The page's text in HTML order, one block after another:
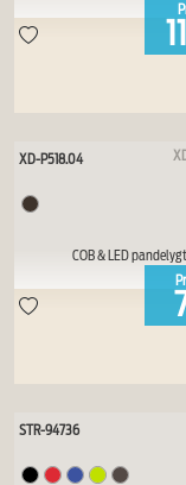
XD-P518.04
COB & LED
STR-94736